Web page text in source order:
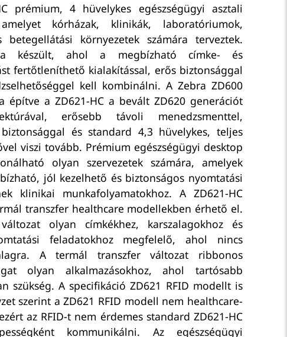
prémium, 4 hüvelykes egészségügyi asztali
kórházak, klinikák, laboratóriumok,
betegellátási környezetek számára terveztek.
készült, ahol a megbízható címke- és
fertőtleníthető kialakítással, erős biztonsággal
kell kombinálni. A Zebra ZD600
építve a ZD621-HC a bevált ZD620 generációt
erősebb távoli menedzsmenttel,
és standard 4,3 hüvelykes, teljes
viszi tovább. Prémium egészségügyi desktop
olyan szervezetek számára, amelyek
jól kezelhető és biztonságos nyomtatási
klinikai munkafolyamatokhoz. A ZD621-HC
transzfer healthcare modellekben érhető el.
olyan címkékhez, karszalagokhoz és
feladatokhoz megfelelő, ahol nincs
A termál transzfer változat ribbonos
olyan alkalmazásokhoz, ahol tartósabb
szükség. A specifikáció ZD621 RFID modellt is
szerint a ZD621 RFID modell nem healthcare-
az RFID-t nem érdemes standard ZD621-HC
kommunikálni. Az egészségügyi